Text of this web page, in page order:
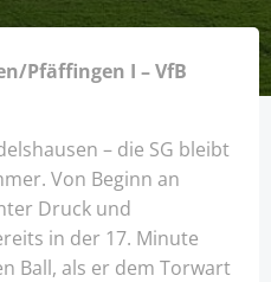
Pfäffingen I – VfB
– die SG bleibt
Von Beginn an
Druck und
in der 17. Minute
Ball, als er dem Torwart